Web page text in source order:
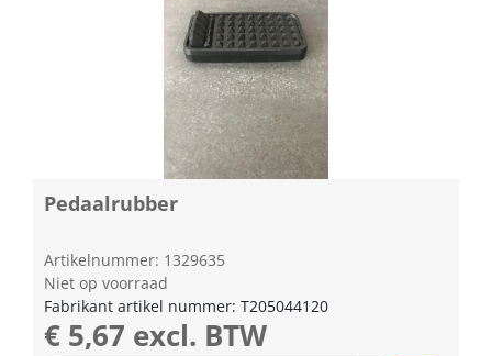
Pedaalrubber
Artikelnummer: 1329635
Niet op voorraad
Fabrikant artikel nummer: T205044120
€ 5,67 excl. BTW